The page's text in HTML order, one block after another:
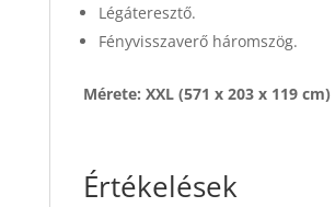
Légáteresztő.
Fényvisszaverő háromszög.
Mérete: XXL (571 x 203 x 119 cm)
Értékelések